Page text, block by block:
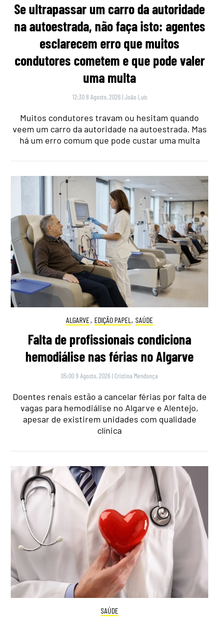
Se ultrapassar um carro da autoridade
na autoestrada, não faça isto: agentes
esclarecem erro que muitos
condutores cometem e que pode valer
uma multa
12:30 8 Agosto, 2026 |João Luís
Muitos condutores travam ou hesitam quando
veem um carro da autoridade na autoestrada. Mas
há um erro comum que pode custar uma multa
ALGARVE, EDIÇÃO PAPEL , SAÚDE
Falta de profissionais condiciona
hemodiálise nas férias no Algarve
05:00 9 Agosto, 2026 | Cristina Mendonça
Doentes renais estão a cancelar férias por falta de
vagas para hemodiálise no Algarve e Alentejo,
apesar de existirem unidades com qualidade
clínica
SAÚDE